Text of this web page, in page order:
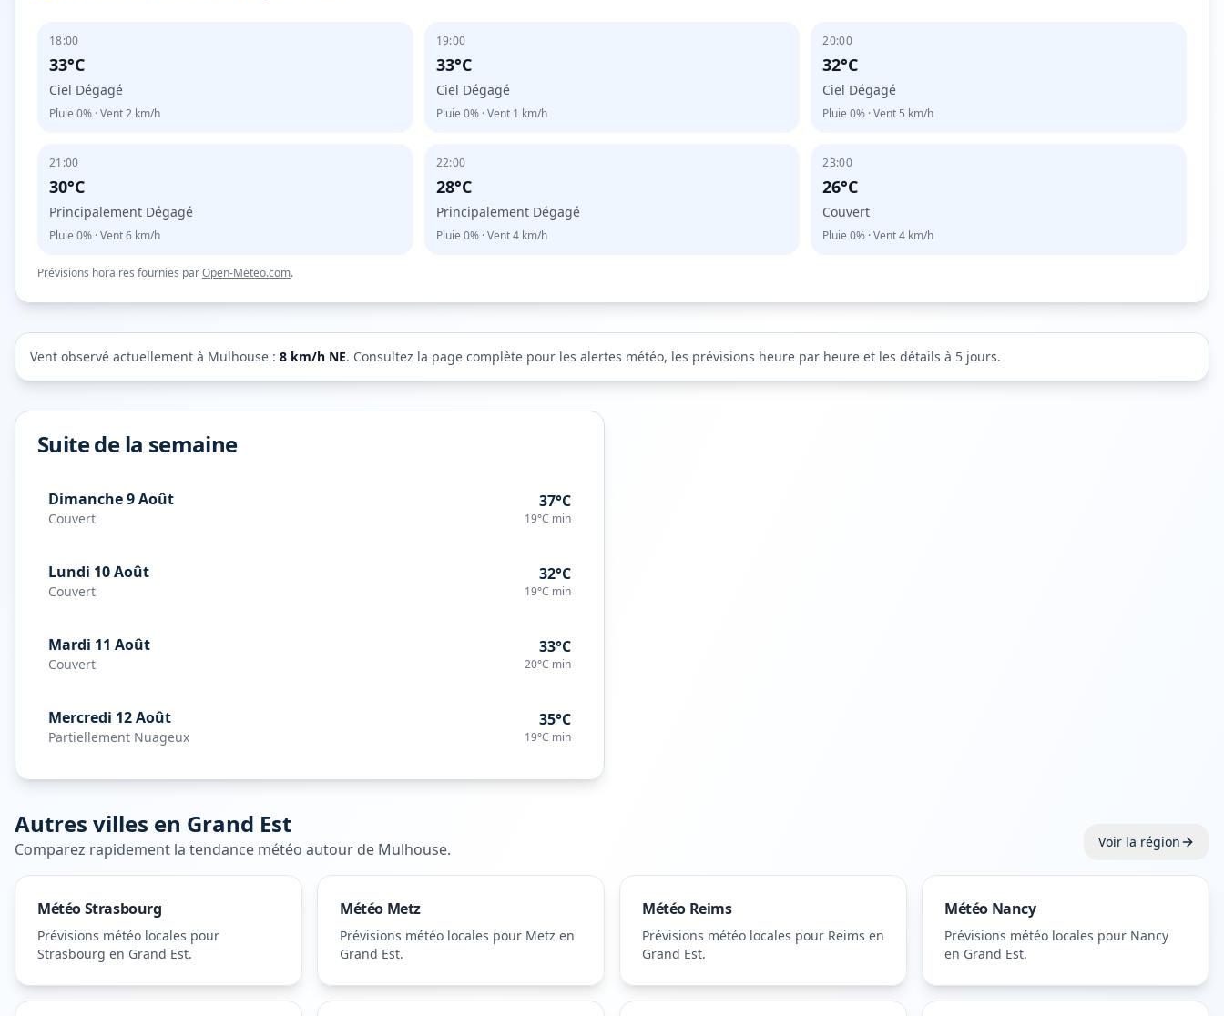
18:00
33°C
Ciel Dégagé
Pluie 0% · Vent2 km/h
19:00
33°C
Ciel Dégagé
Pluie 0%· Vent 1 km/h
20:00
32°C
Ciel Dégagé
Pluie0% · Vent 5 km/h
21:00
30°C
Principalement Dégagé
Pluie 0% · Vent6 km/h
22:00
28°C
Principalement Dégagé
Pluie 0%· Vent4km/h
23:00
26°C
Couvert
Pluie0% · Vent4 km/h
Prévisions horaires fournies parOpen-Meteo.com.
Vent observé actuellement à Mulhouse : 8 km/h NE. Consultez la page complète pour les alertes météo, les prévisions heure par heure et les détails à 5 jours.
Suite de la semaine
Dimanche 9 Août
Couvert
37°C
19°C min
Lundi 10 Août
Couvert
32°C
19°C min
Mardi 11 Août
Couvert
33°C
20°C min
Mercredi 12 Août
Partiellement Nuageux
35°C
19°C min
Autres villes en Grand Est
Comparez rapidement la tendance météo autour de Mulhouse. Voir la région
MétéoStrasbourg
Prévisions météo locales pour
Strasbourg en Grand Est.
Météo Metz
Prévisions météo locales pour Metz en
Grand Est.
Météo Reims
Prévisions météo locales pour Reims en
Grand Est.
Météo Nancy
Prévisions météo locales pour Nancy
en Grand Est.